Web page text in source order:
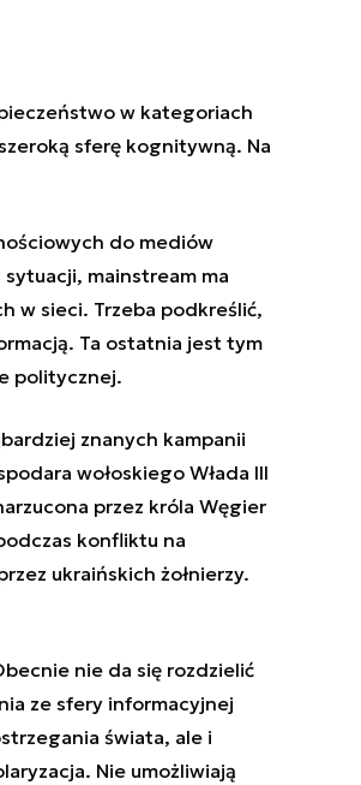
w kategoriach
sferę kognitywną. Na
do mediów
mainstream ma
w sieci. Trzeba podkreślić,
Ta ostatnia jest tym
politycznej.
znanych kampanii
wołoskiego Włada III
przez króla Węgier
konfliktu na
ukraińskich żołnierzy.
nie da się rozdzielić
ze sfery informacyjnej
świata, ale i
Nie umożliwiają